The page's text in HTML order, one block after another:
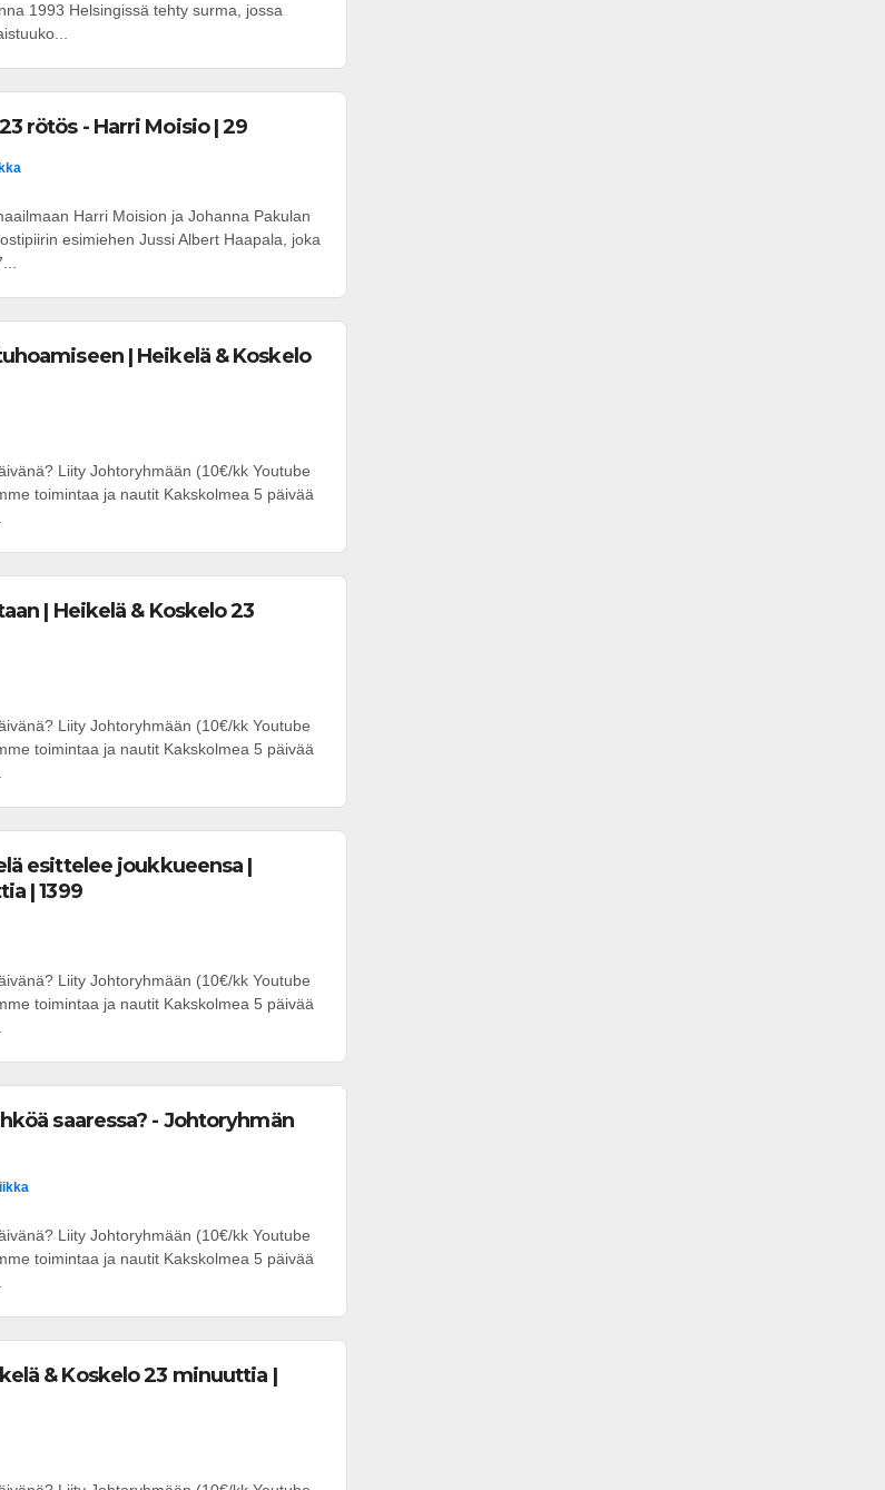
1993 Helsingissä tehty surma, jossa
rötös - Harri Moisio | 29
Harri Moision ja Johanna Pakulan
esimiehen Jussi Albert Haapala, joka
| Heikelä & Koskelo
Liity Johtoryhmään (10€/kk Youtube
toimintaa ja nautit Kakskolmea 5 päivää
| Heikelä & Koskelo 23
Liity Johtoryhmään (10€/kk Youtube
toimintaa ja nautit Kakskolmea 5 päivää
esittelee joukkueensa |
| 1399
Liity Johtoryhmään (10€/kk Youtube
toimintaa ja nautit Kakskolmea 5 päivää
saaressa? - Johtoryhmän
Liity Johtoryhmään (10€/kk Youtube
toimintaa ja nautit Kakskolmea 5 päivää
& Koskelo 23 minuuttia |